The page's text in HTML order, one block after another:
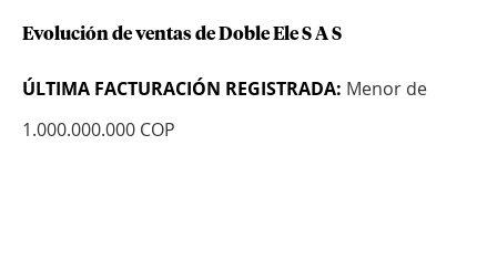
Evolución de ventas de Doble Ele S A S
ÚLTIMA FACTURACIÓN REGISTRADA: Menor de
1.000.000.000 COP